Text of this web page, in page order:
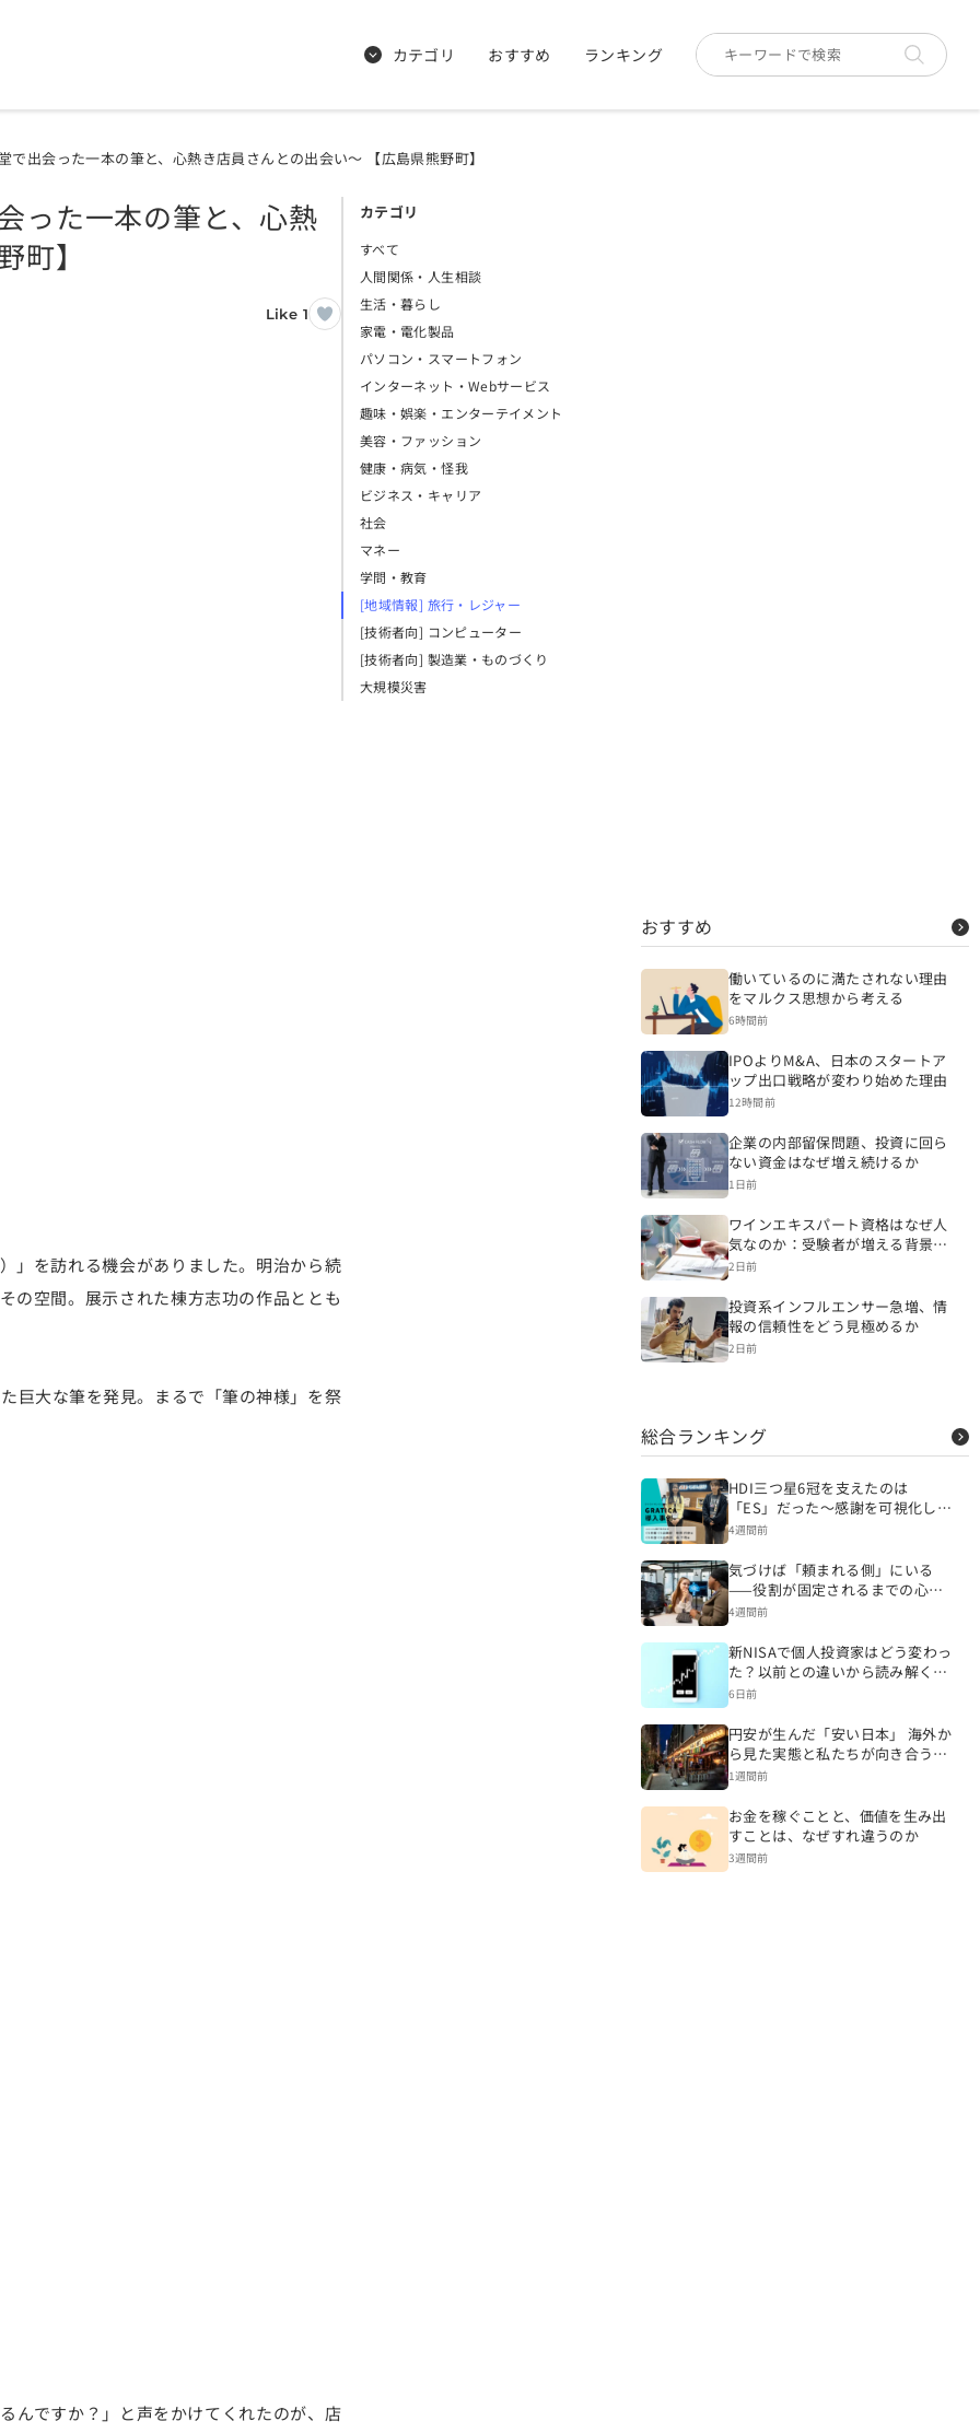
カテゴリ おすすめ ランキング
で出会った一本の筆と、心熱き店員さんとの出会い〜 【広島県熊野町】
った一本の筆と、心熱
町】
Like 1
」を訪れる機会がありました。明治から続
の空間。展示された棟方志功の作品ととも
巨大な筆を発見。まるで「筆の神様」を祭
んですか？」と声をかけてくれたのが、店
カテゴリ
すべて
人間関係・人生相談
生活・暮らし
家電・電化製品
パソコン・スマートフォン
インターネット・Webサービス
趣味・娯楽・エンターテイメント
美容・ファッション
健康・病気・怪我
ビジネス・キャリア
社会
マネー
学問・教育
[地域情報] 旅行・レジャー
[技術者向] コンピューター
[技術者向] 製造業・ものづくり
大規模災害
おすすめ
働いているのに満たされない理由
をマルクス思想から考える
6時間前
IPOよりM&A、日本のスタートア
ップ出口戦略が変わり始めた理由
12時間前
企業の内部留保問題、投資に回ら
ない資金はなぜ増え続けるか
1日前
ワインエキスパート資格はなぜ人
気なのか：受験者が増える背景を
読み解く
2日前
投資系インフルエンサー急増、情
報の信頼性をどう見極めるか
2日前
総合ランキング
HDI三つ星6冠を支えたのは
「ES」だった～感謝を可視化し、
CSを変える組織づくりへ～
4週間前
気づけば「頼まれる側」にいる
——役割が固定されるまでの心理
的プロセス
4週間前
新NISAで個人投資家はどう変わっ
た？以前との違いから読み解く資
産形成
6日前
円安が生んだ「安い日本」 海外か
ら見た実態と私たちが向き合うべ
き現実
1週間前
お金を稼ぐことと、価値を生み出
すことは、なぜすれ違うのか
3週間前